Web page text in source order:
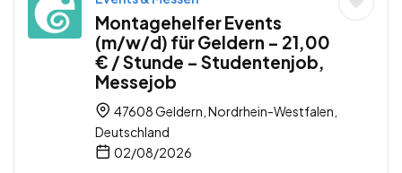
Montagehelfer Events
(m/w/d) für Geldern – 21,00
€ / Stunde – Studentenjob,
Messejob
47608 Geldern, Nordrhein-Westfalen,
Deutschland
02/08/2026